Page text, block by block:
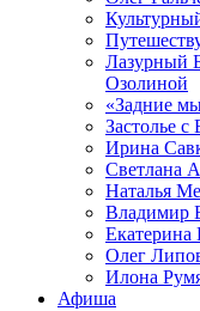
Лазурный
Озолиной
«Задние
Застолье
Ирина
Светлана
Наталья
Владимир
Екатерина
Олег
Илона
Афиша